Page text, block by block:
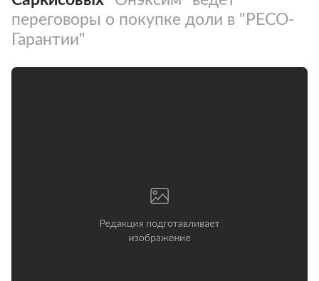
переговоры о покупке доли в "РЕСО-
Гарантии"